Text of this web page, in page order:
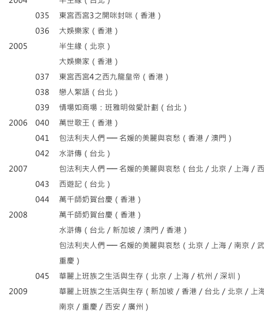
2005
2006
2007
2008
2009
035
036
037
038
039
040
041
042
043
044
045
東宮西宮3之開咪封咪（香港）
大娛樂家（香港）
半生緣（北京）
大娛樂家（香港）
東宮西宮4之西九龍皇帝（香港）
戀人絮語（台北）
情場如商場：班雅明做愛計劃（台北）
萬世歌王（香港）
包法利夫人們 ── 名媛的美麗與哀愁（香港／澳門）
水滸傳（台北）
包法利夫人們 ── 名媛的美麗與哀愁（台北／北京／上海／
西遊記（台北）
萬千師奶賀台慶（香港）
萬千師奶賀台慶（香港）
水滸傳（台北／新加坡／澳門／香港）
包法利夫人們 ── 名媛的美麗與哀愁（北京／上海／南京／
重慶）
華麗上班族之生活與生存（北京／上海／杭州／深圳）
華麗上班族之生活與生存（新加坡／香港／台北／北京／上
南京／重慶／西安／廣州）